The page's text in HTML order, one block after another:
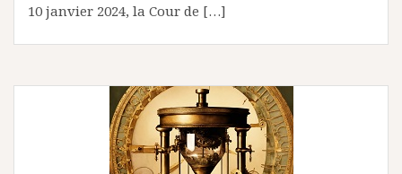
10 janvier 2024, la Cour de […]